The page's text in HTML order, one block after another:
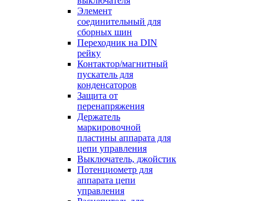
Элемент
соединительный для
сборных шин
Переходник на DIN
рейку
Контактор/магнитный
пускатель для
конденсаторов
Защита от
перенапряжения
Держатель
маркировочной
пластины аппарата для
цепи управления
Выключатель, джойстик
Потенциометр для
аппарата цепи
управления